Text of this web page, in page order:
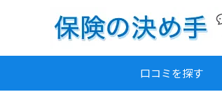
口コミを探す